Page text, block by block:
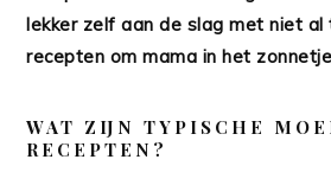
lekker zelf aan de slag met niet al
recepten om mama in het
WAT ZIJN TYPISCHE
RECEPTEN?